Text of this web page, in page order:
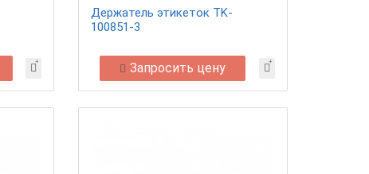
Держатель этикеток TK-
100851-3
Запросить цену